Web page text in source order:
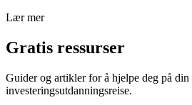
Lær mer
Gratis ressurser
Guider og artikler for å hjelpe deg på din
investeringsutdanningsreise.